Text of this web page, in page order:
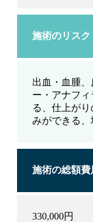
施術のリスク
出血・血腫
ー・アナフ
る、仕上が
みができる、
施術の総額費
330,000円